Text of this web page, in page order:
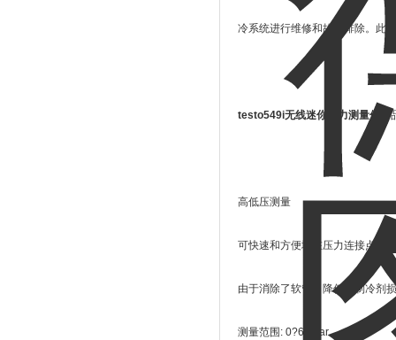
冷系统进行维修和故障排除。此
testo549i无线迷你压力测量仪
高低压测量
可快速和方便地在压力连接点安装
由于消除了软管，降低了制冷剂
测量范围: 0?60 bar